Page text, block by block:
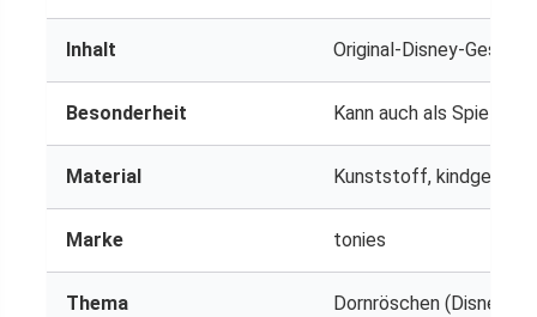
Inhalt Original-Disney-
Besonderheit Kann auch als
Material Kunststoff,
Marke tonies
Thema Dornröschen (Disney